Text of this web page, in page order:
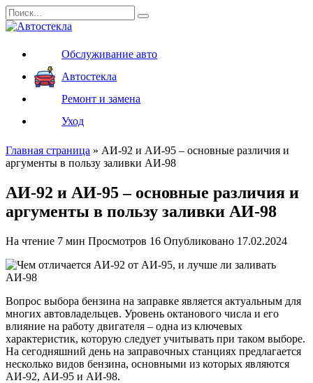
Перейти
к
Search
for:
Обслуживание авто
Автостекла
Ремонт и замена
Уход
Главная страница » АИ-92 и АИ-95 – основные различия и
аргументы в пользу заливки АИ-98
АИ-92 и АИ-95 – основные различия и
аргументы в пользу заливки АИ-98
На чтение 7 мин Просмотров 16 Опубликовано 17.02.2024
Вопрос выбора бензина на заправке является актуальным для
многих автовладельцев. Уровень октанового числа и его
влияние на работу двигателя – одна из ключевых
характеристик, которую следует учитывать при таком выборе.
На сегодняшний день на заправочных станциях предлагается
несколько видов бензина, основными из которых являются
АИ-92, АИ-95 и АИ-98.